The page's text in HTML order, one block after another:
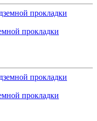
прокладки
прокладки